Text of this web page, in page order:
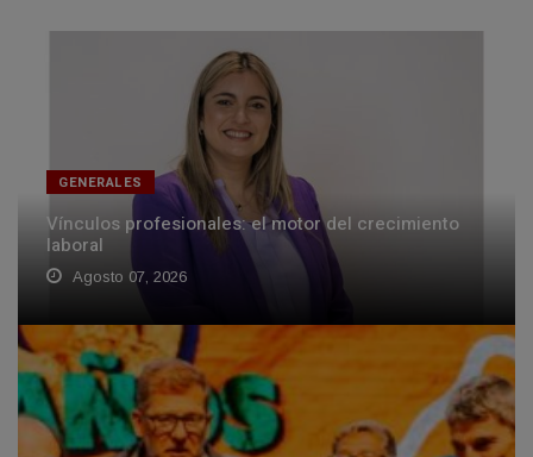
GENERALES
Vínculos profesionales: el motor del crecimiento
laboral
Agosto 07, 2026